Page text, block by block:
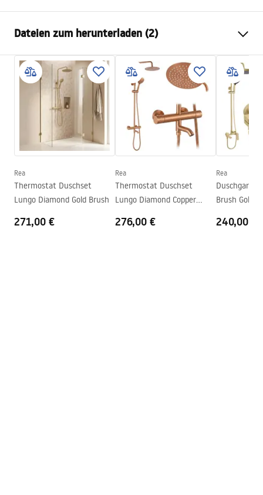
Farbe der Armatur
Chrome
Duschkabine Typ
Walk-In
Glasfarbe
getöntes Bronze 8mm
Flexi
auf der Duschwanne oder auf
dem Boden
1950
Garantie
24 monate
Easy Clean Beschichtung
ja, auf einer Seite der Scheibe
Dateien zum herunterladen (2)
Sicherheitsinformationen
WARUNKI BEZPIECZENSTWA KABINY DRZWI
PARAWANY.pdf
Montageanleitung
Instrukcja_monta__u___cianki_Flexi.pdf
Rea
Thermostat Duschset
Lungo Diamond Gold Brush
271,00 €
Rea
Thermostat Duschset
Lungo Diamond Copper
276,00 €
Rea
Brush Gold
240,00 €